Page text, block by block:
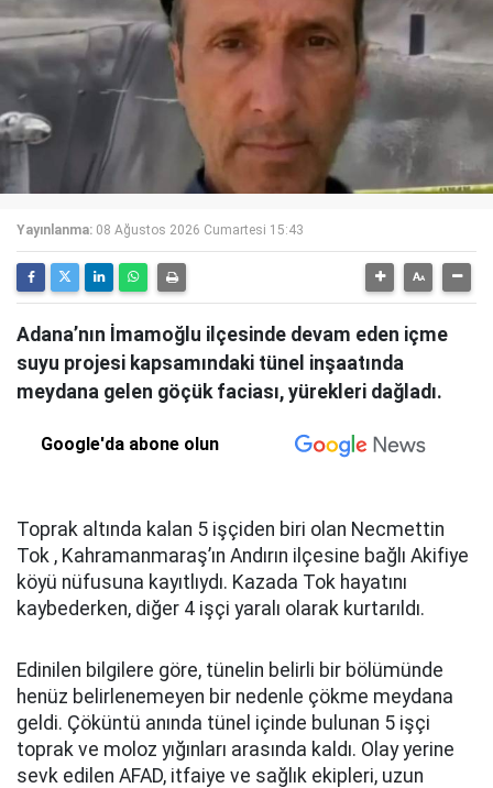
Yayınlanma: 08 Ağustos 2026 Cumartesi 15:43
Adana’nın İmamoğlu ilçesinde devam eden içme
suyu projesi kapsamındaki tünel inşaatında
meydana gelen göçük faciası, yürekleri dağladı.
Google'da abone olun
Toprak altında kalan 5 işçiden biri olan Necmettin
Tok , Kahramanmaraş’ın Andırın ilçesine bağlı Akifiye
köyü nüfusuna kayıtlıydı. Kazada Tok hayatını
kaybederken, diğer 4 işçi yaralı olarak kurtarıldı.
Edinilen bilgilere göre, tünelin belirli bir bölümünde
henüz belirlenemeyen bir nedenle çökme meydana
geldi. Çöküntü anında tünel içinde bulunan 5 işçi
toprak ve moloz yığınları arasında kaldı. Olay yerine
sevk edilen AFAD, itfaiye ve sağlık ekipleri, uzun